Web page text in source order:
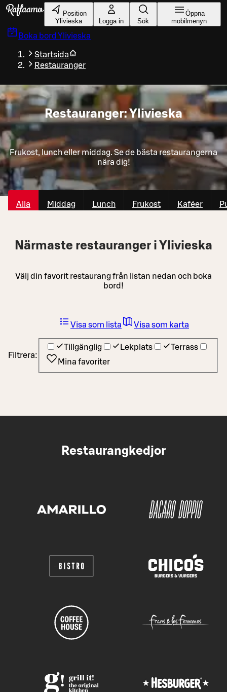
Gå till huvudinnehållet
Position
Ylivieska
Logga in Sök
Öppna
mobilmenyn
Boka bord Ylivieska
Startsida
Restauranger
Restauranger: Ylivieska
Frukost, lunch eller middag. Se de bästa restaurangerna
nära dig!
Alla Middag Lunch Frukost Kaféer
Närmaste restauranger i Ylivieska
Välj din favorit restaurang från listan nedan och boka
bord!
Filtrera:
Tillgänglig Lekplats
Terrass
Mina favoriter
Visa som lista Visa som karta
Restaurangkedjor